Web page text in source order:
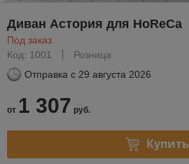
Диван Астория для HoReCa
Под заказ
Код: 1001
Розница
Отправка с 29 августа 2026
от 1 307 руб.
Купить